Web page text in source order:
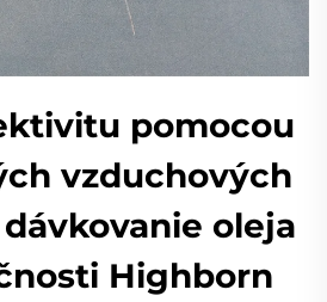
pomocou
vzduchových
oleja
Highborn